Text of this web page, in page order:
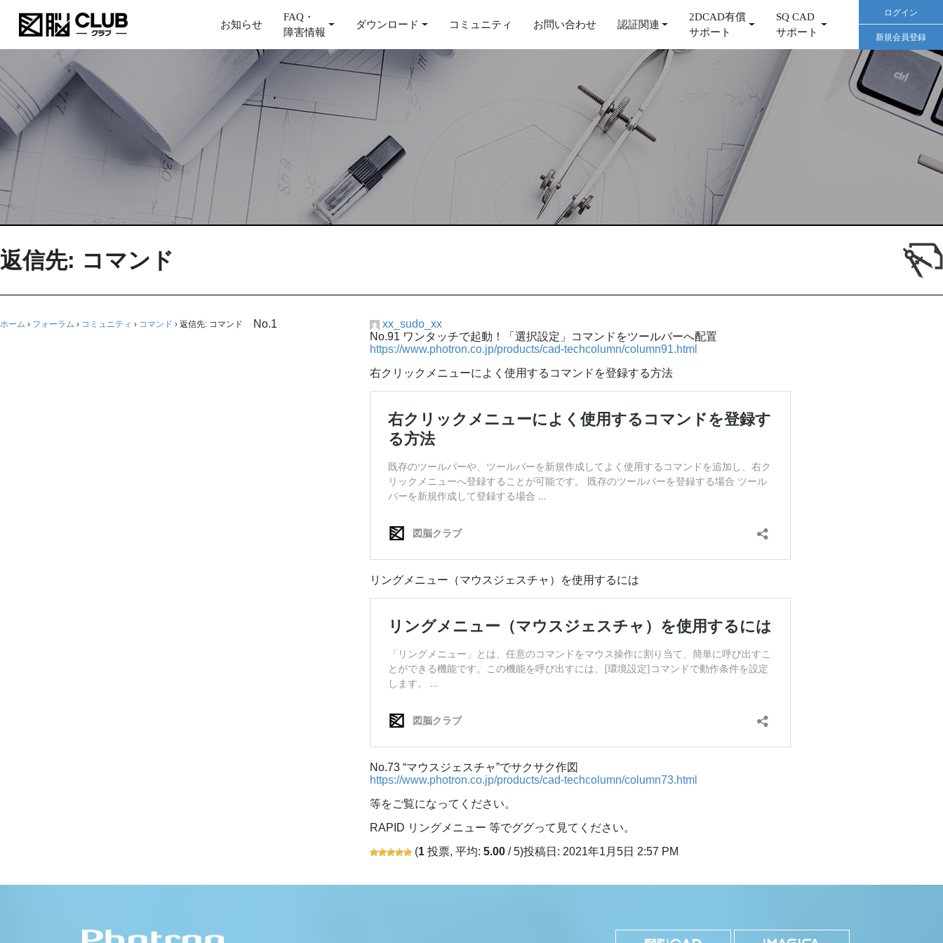
お知らせ
FAQ・
障害情報
ダウンロード コミュニティ お問い合わせ 認証関連
2DCAD有償
サポート
SQ CAD
サポート
ログイン
新規会員登録
返信先: コマンド
ホーム › フォーラム › コミュニティ › コマンド › 返信先: コマンド No.1
xx_sudo_xx
No.91 ワンタッチで起動！「選択設定」コマンドをツールバーへ配置
https://www.photron.co.jp/products/cad-techcolumn/column91.html
右クリックメニューによく使用するコマンドを登録する方法
リングメニュー（マウスジェスチャ）を使用するには
No.73 “マウスジェスチャ”でサクサク作図
https://www.photron.co.jp/products/cad-techcolumn/column73.html
等をご覧になってください。
RAPID リングメニュー 等でググって見てください。
(1 投票, 平均:5.00 / 5)投稿日: 2021年1月5日 2:57 PM